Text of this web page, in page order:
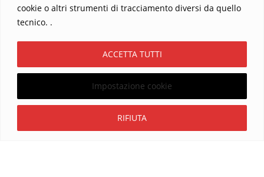
cookie o altri strumenti di tracciamento diversi da quello
tecnico. .
Impostazione cookie
RIFIUTA
ACCETTA TUTTI
Sostieni La Buona Parola – dona 5 €, 10 €, 25 €… il tuo contributo
I viaggi dell’anima
Catechesi
Informativa Privacy
Copyright ©2026 La buona Parola . All rights reserved.
Powered byWordPress &Designed byBizberg Themes